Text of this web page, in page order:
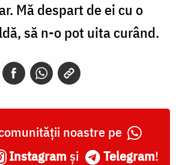
Mă despart de ei cu o
să n-o pot uita curând.
noastre pe
Instagram și Telegram!